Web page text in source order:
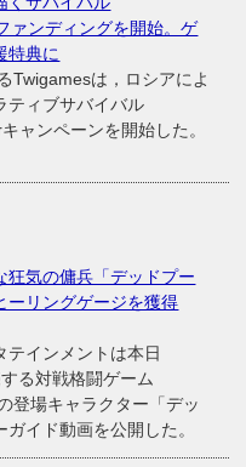
ァンディングを開始。ゲ
特典に
は，ロシアによ
ティブサバイバル
ャンペーンを開始した。
狂気の傭兵「デッドプー
ーリングゲージを獲得
インメントは本日
る対戦格闘ゲーム
登場キャラクター「デッ
イド動画を公開した。